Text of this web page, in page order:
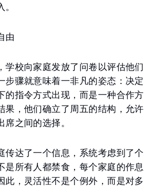
由
学校向家庭发放了问卷以评估他们
步骤就意味着一非凡的姿态：决定
的指令方式出现，而是一种合作方
果，他们确立了周五的结构，允许
之间的选择。
传达了一个信息，系统考虑到了个
是所有人都禁食，每个家庭的作息
此，灵活性不是个例外，而是对多